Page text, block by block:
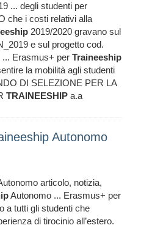
... degli studenti per
che i costi relativi alla
2019/2020 gravano sul
e sul progetto cod.
Erasmus+ per Traineeship
la mobilità agli studenti
DI SELEZIONE PER LA
TRAINEESHIP a.a
Autonomo
articolo, notizia,
Autonomo ... Erasmus+ per
a tutti gli studenti che
di tirocinio all’estero.